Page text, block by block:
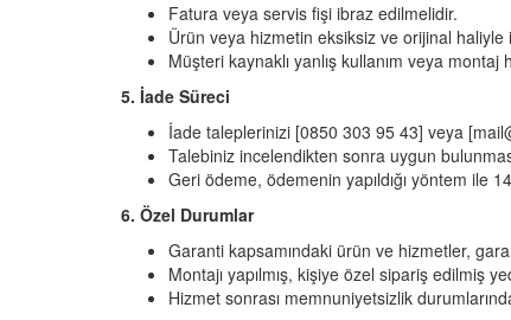
Fatura veya servis fişi ibraz edilmelidir.
Ürün veya hizmetin eksiksiz ve orijinal
Müşteri kaynaklı yanlış kullanım veya montaj
5. İade Süreci
İade taleplerinizi [0850 303 95 43] veya
Talebiniz incelendikten sonra uygun
Geri ödeme, ödemenin yapıldığı yöntem ile
6. Özel Durumlar
Garanti kapsamındaki ürün ve hizmetler,
Montajı yapılmış, kişiye özel sipariş edilmiş
Hizmet sonrası memnuniyetsizlik